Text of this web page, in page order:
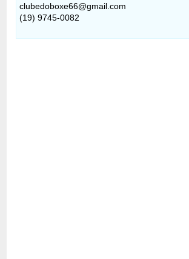
clubedoboxe66@gmail.com
(19) 9745-0082